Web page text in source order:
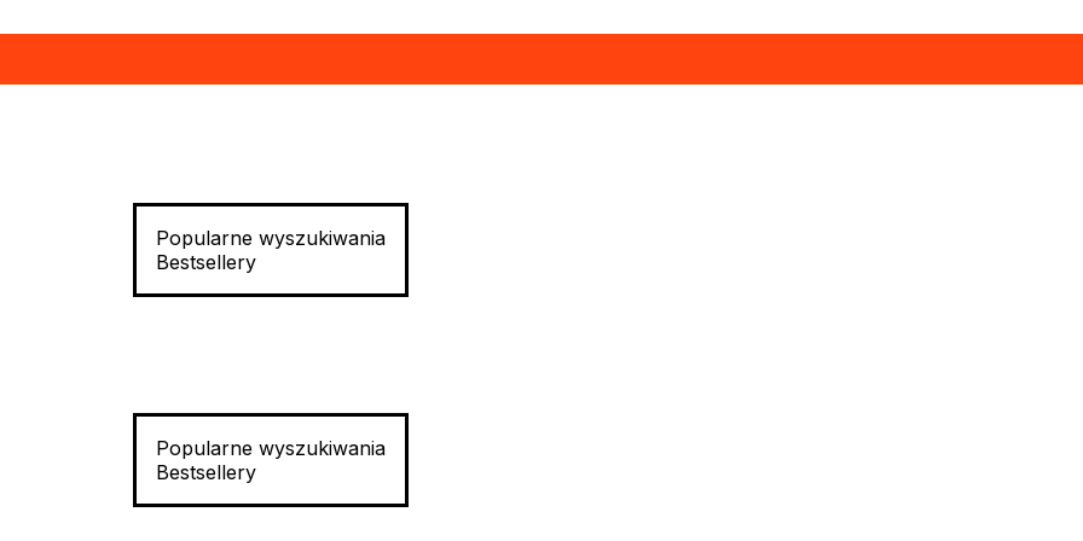
Popularne wyszukiwania
Bestsellery
Popularne wyszukiwania
Bestsellery